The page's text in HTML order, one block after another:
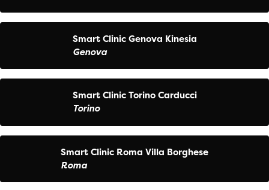
Smart Clinic Genova Kinesia
Genova
Smart Clinic Torino Carducci
Torino
Smart Clinic Roma Villa Borghese
Roma